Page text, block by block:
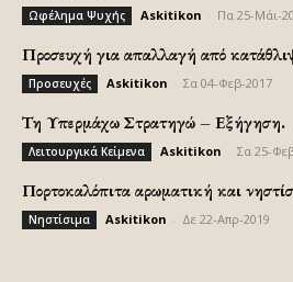
Ωφέλημα Ψυχής Askitikon Πα 25-Μάι-
Προσευχή για απαλλαγή από
Προσευχές Askitikon Σα 04-Φεβ-2017
Τη Υπερμάχω Στρατηγώ – Εξήγηση.
Λειτουργικά Κείμενα Askitikon Σα 25-
Πορτοκαλόπιτα αρωματική και
Νηστίσιμα Askitikon Δε 22-Απρ-2019